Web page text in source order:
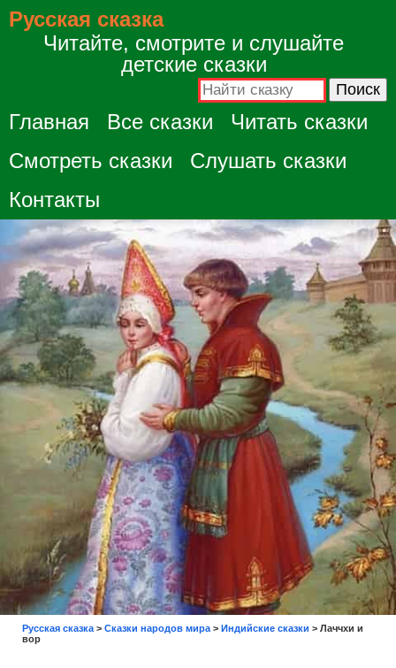
Русская сказка
Читайте, смотрите и слушайте
детские сказки
Главная Все сказки
Читать сказки
Смотреть сказки
Слушать сказки
Контакты
Русская сказка > Сказки народов мира > Индийские сказки > Лаччхи и
вор